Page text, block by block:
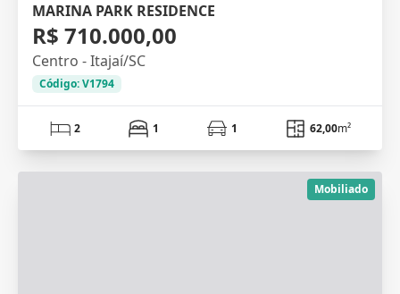
MARINA PARK RESIDENCE
R$ 710.000,00
Centro - Itajaí/SC
Código: V1794
2 1 1 62,00m²
Mobiliado